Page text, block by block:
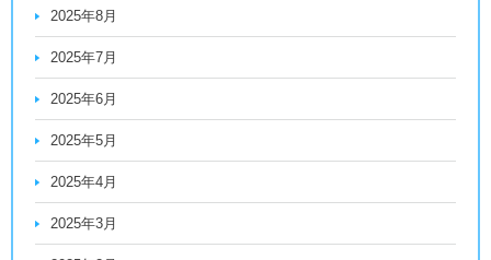
2025年8月
2025年7月
2025年6月
2025年5月
2025年4月
2025年3月